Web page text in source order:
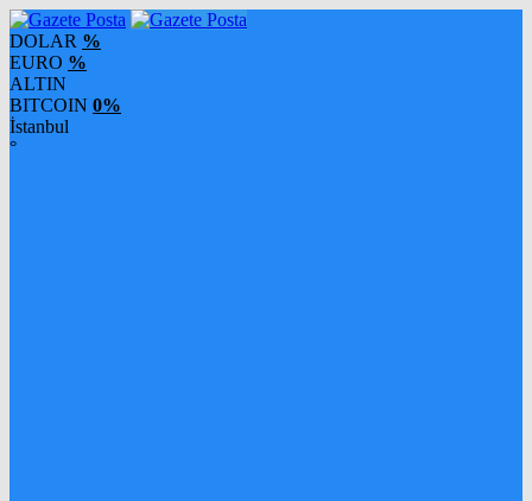
DOLAR %
EURO %
ALTIN
BITCOIN 0%
İstanbul
°